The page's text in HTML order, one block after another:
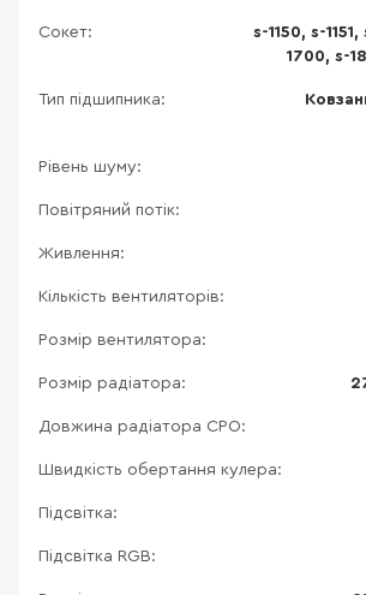
Сокет:
s-1150, s-
1700, s-
Тип підшипника:
Рівень шуму:
Повітряний потік:
Живлення:
Кількість вентиляторів:
Розмір вентилятора:
Розмір радіатора:
Довжина радіатора СРО:
Швидкість обертання кулера:
Підсвітка:
Підсвітка RGB: